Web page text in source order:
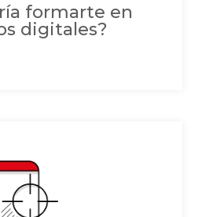
formarte en
digitales?